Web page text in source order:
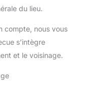
du lieu.
compte, nous vous
s’intègre
et le voisinage.